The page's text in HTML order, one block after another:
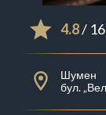
4.8/
Шумен
бул.